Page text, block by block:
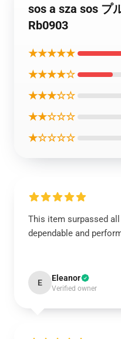
sos a sza sos プ
Rb0903
★★★★★
★★★★☆
★★★☆☆
★★☆☆☆
★☆☆☆☆
This item surpassed
dependable and
E Eleanor
Verified owner